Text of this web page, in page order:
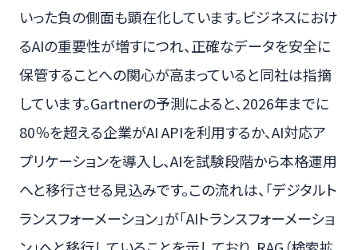
いった負の側面も顕在化しています。ビジネスにおけ
るAIの重要性が増すにつれ、正確なデータを安全に
保管することへの関心が高まっていると同社は指摘
しています。Gartnerの予測によると、2026年までに
80％を超える企業がAI APIを利用するか、AI対応ア
プリケーションを導入し、AIを試験段階から本格運用
へと移行させる見込みです。この流れは、「デジタルト
ランスフォーメーション」が「AIトランスフォーメーショ